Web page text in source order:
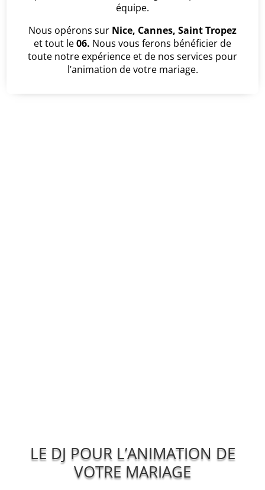
équipe.
Nous opérons sur Nice, Cannes, Saint Tropez
et tout le06. Nous vous ferons bénéficier de
toute notre expérience et de nos services pour
l’animation de votre mariage.
LE DJ POUR L’ANIMATION DE
VOTRE MARIAGE